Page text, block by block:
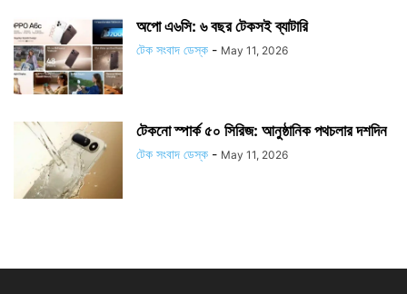
অপো এ৬সি: ৬ বছর টেকসই ব্যাটারি
টেক সংবাদ ডেস্ক - May 11, 2026
টেকনো স্পার্ক ৫০ সিরিজ: আনুষ্ঠানিক পথচলার দশদিন
টেক সংবাদ ডেস্ক - May 11, 2026